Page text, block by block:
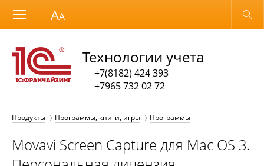
Размер шрифта Обычная версия
Технологии учета
+7(8182) 424 393
+7965 732 02 72
Продукты Программы, книги, игры Программы
Movavi Screen Capture для Mac OS 3.